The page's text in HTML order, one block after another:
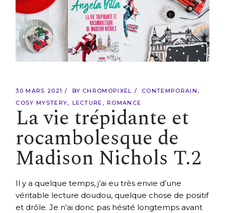
30 MARS 2021 BY CHROMOPIXEL
CONTEMPORAIN
COSY MYSTERY
LECTURE ROMANCE
La vie trépidante et
rocambolesque de
Madison Nichols T.2
Il y a quelque temps, j’ai eu très envie d’une
véritable lecture doudou, quelque chose de positif
et drôle. Je n’ai donc pas hésité longtemps avant